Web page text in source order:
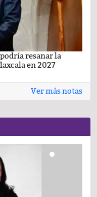
resanar la
en 2027
Ver más notas